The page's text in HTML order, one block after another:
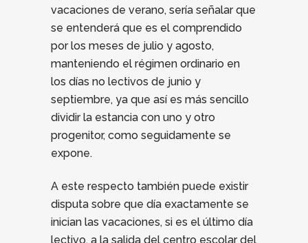
vacaciones de verano, sería señalar que
se entenderá que es el comprendido
por los meses de julio y agosto,
manteniendo el régimen ordinario en
los días no lectivos de junio y
septiembre, ya que así es más sencillo
dividir la estancia con uno y otro
progenitor, como seguidamente se
expone.
A este respecto también puede existir
disputa sobre que día exactamente se
inician las vacaciones, si es el último día
lectivo, a la salida del centro escolar del